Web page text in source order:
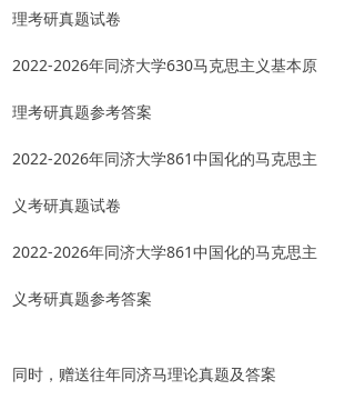
理考研真题试卷
2022-2026年同济大学630马克思主义基本原
理考研真题参考答案
2022-2026年同济大学861中国化的马克思主
义考研真题试卷
2022-2026年同济大学861中国化的马克思主
义考研真题参考答案
同时，赠送往年同济马理论真题及答案